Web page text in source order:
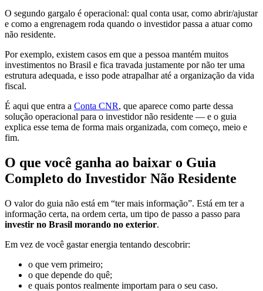
O segundo gargalo é operacional: qual conta usar, como abrir/ajustar
e como a engrenagem roda quando o investidor passa a atuar como
não residente.
Por exemplo, existem casos em que a pessoa mantém muitos
investimentos no Brasil e fica travada justamente por não ter uma
estrutura adequada, e isso pode atrapalhar até a organização da vida
fiscal.
É aqui que entra a Conta CNR, que aparece como parte dessa
solução operacional para o investidor não residente — e o guia
explica esse tema de forma mais organizada, com começo, meio e
fim.
O que você ganha ao baixar o Guia
Completo do Investidor Não Residente
O valor do guia não está em “ter mais informação”. Está em ter a
informação certa, na ordem certa, um tipo de passo a passo para
investir no Brasil morando no exterior.
Em vez de você gastar energia tentando descobrir:
o que vem primeiro;
o que depende do quê;
e quais pontos realmente importam para o seu caso.